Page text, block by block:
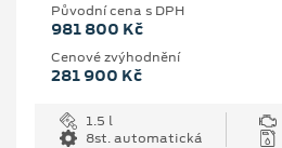
Původní cena s DPH
981 800 Kč
Cenové zvýhodnění
281 900 Kč
1.5 l
8st. automatická